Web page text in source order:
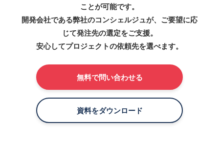
ことが可能です。
開発会社である弊社のコンシェルジュが、ご要望に応
じて発注先の選定をご支援。
安心してプロジェクトの依頼先を選べます。
無料で問い合わせる
資料をダウンロード